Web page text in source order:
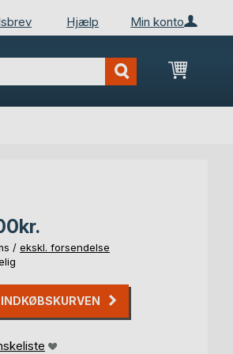
Min konto
Hjælp
Min
/ ekskl. forsendelse